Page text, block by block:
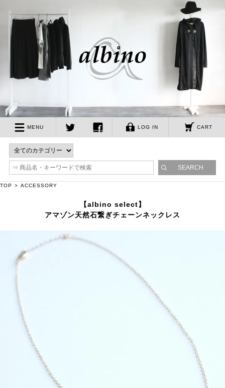
MENU LOG IN CART
TOP ACCESSORY
【albino select】
アマゾン天然石繋ぎチェーンネックレス